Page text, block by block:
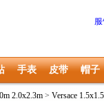
手表 皮带 帽子
2.0x2.3m > Versace